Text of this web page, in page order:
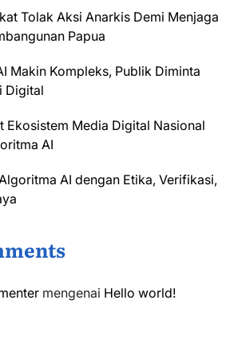
Tolak Aksi Anarkis Demi Menjaga
Papua
Makin Kompleks, Publik Diminta
Digital
Ekosistem Media Digital Nasional
AI
AI dengan Etika, Verifikasi,
mengenai Hello world!